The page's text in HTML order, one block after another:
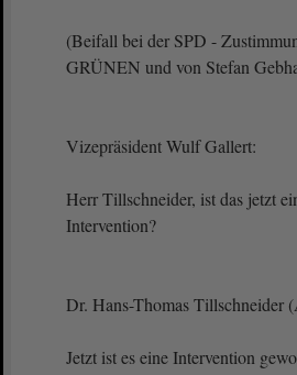
(Beifall bei der SPD -
GRÜNEN und von Stefan
Vizepräsident Wulf Gallert:
Herr Tillschneider, ist das jetzt
Intervention?
Dr. Hans-Thomas Tillschneider
Jetzt ist es eine Intervention